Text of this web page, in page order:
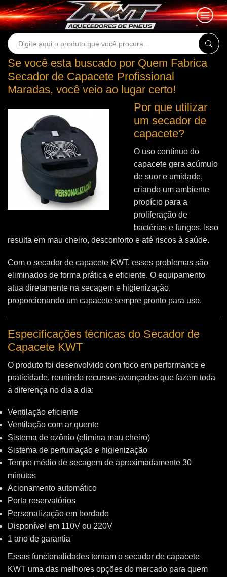
Search
Se você esta buscado por Quem Fabrica
Secador de Capacete Profissional
Maradas, você veio ao lugar certo!
Por que utilizar
um secador de
capacete?
O uso contínuo do
capacete gera acúmulo
de suor e umidade,
criando um ambiente
propício para a
proliferação de
bactérias e fungos. Isso
resulta em mau cheiro, desconforto e até riscos à saúde.
Com o secador de capacete KWT, esses problemas são
eliminados de forma prática e eficiente. O equipamento
atua diretamente na secagem e higienização,
proporcionando um capacete sempre pronto para uso.
Especificações técnicas do Secador de
Capacete KWT
O produto foi desenvolvido com foco em performance e
praticidade, reunindo recursos avançados que fazem toda
a diferença no dia a dia:
Ventilação eficiente
Ventilação com ar quente
Sistema de ozônio (elimina mau cheiro)
Sistema de perfumação e higienização
Tempo médio de secagem de aproximadamente 30
minutos
Acionamento automático
Porta reservatórios
Personalização em bordado
Disponível em 110V ou 220V
1 ano de garantia
Essas funcionalidades tornam o secador de capacete
KWT uma das melhores opções do mercado para quem